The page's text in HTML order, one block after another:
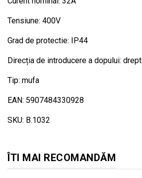
Tensiune: 400V
Grad de protectie: IP44
Direcția de introducere a dopului: drept
Tip: mufa
EAN: 5907484330928
SKU: B.1032
ÎTI MAI RECOMANDĂM